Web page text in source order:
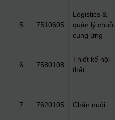
5 7510605
Logistics &
quản lý chuỗi
cung ứng
6 7580108
Thiết kế nội
thất
7 7620105 Chăn nuôi